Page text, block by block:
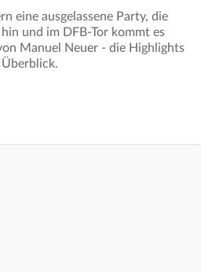
eine ausgelassene Party, die
und im DFB-Tor kommt es
Manuel Neuer - die Highlights